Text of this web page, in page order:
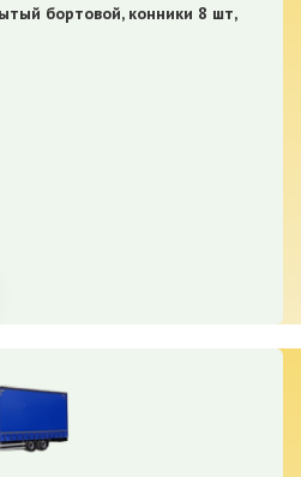
бортовой, конники 8 шт,